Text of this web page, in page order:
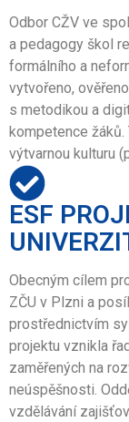
Odbor CŽV ve
a pedagogy škol
formálního a
vytvořeno,
s metodikou a
kompetence
výtvarnou kulturu
ESF
Obecným cílem
ZČU v Plzni a
prostřednictvím
projektu vznikla
zaměřených na
neúspěšnosti.
vzdělávání